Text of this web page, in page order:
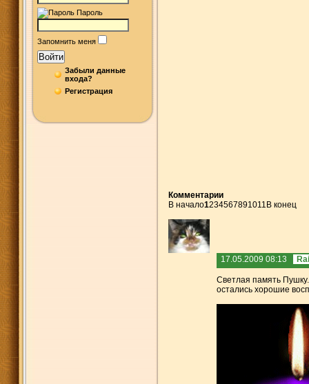
Пароль
Запомнить меня
Войти
Забыли данные
входа?
Регистрация
Комментарии
В начало1234567891011 В конец
17.05.2009 08:13
Светлая память
остались хорошие